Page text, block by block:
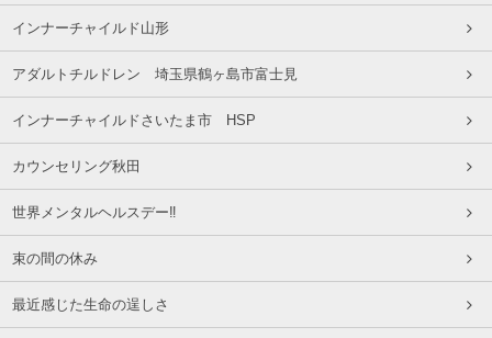
インナーチャイルド山形
アダルトチルドレン 埼玉県鶴ヶ島市富士見
インナーチャイルドさいたま市 HSP
カウンセリング秋田
世界メンタルヘルスデー‼️
束の間の休み
最近感じた生命の逞しさ